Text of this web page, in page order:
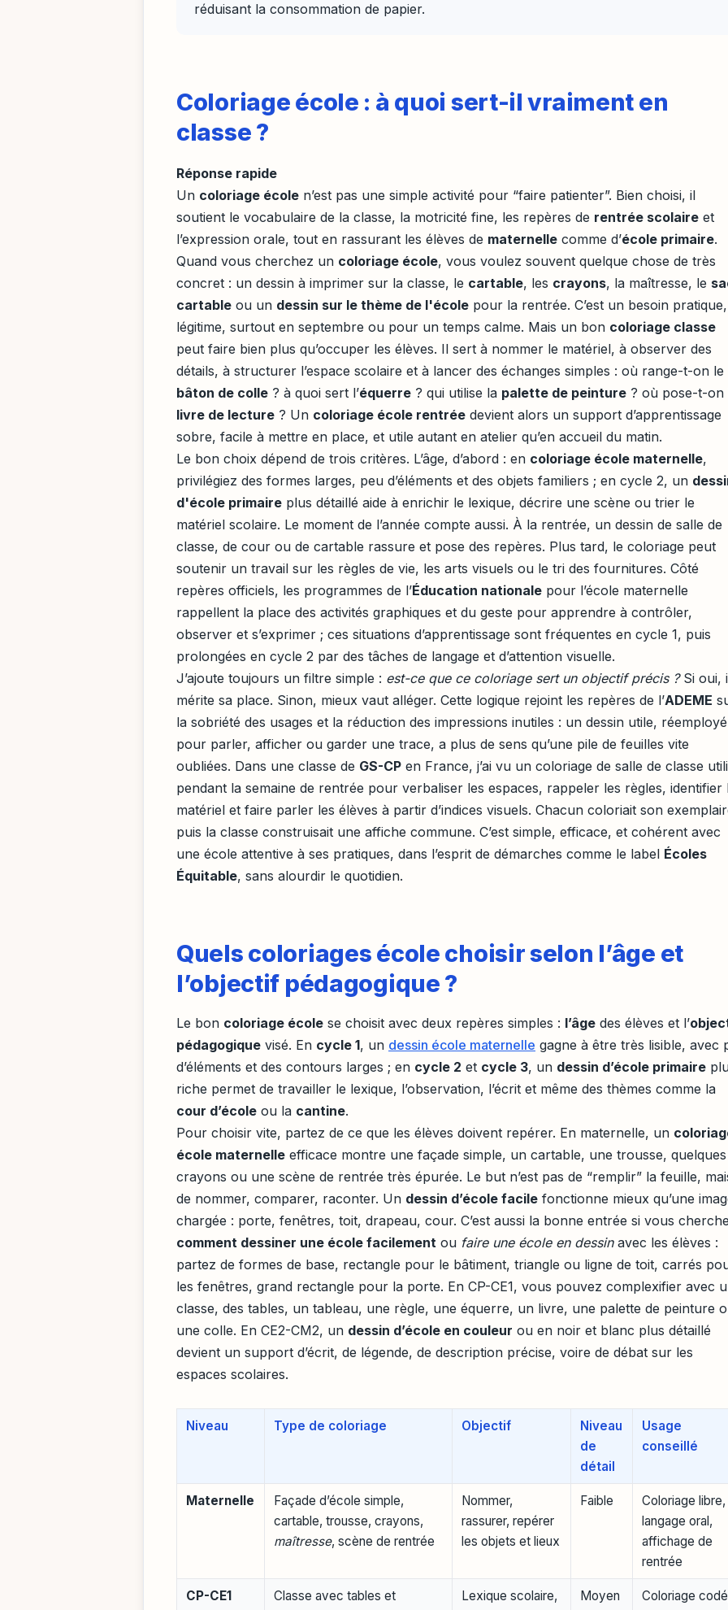
réduisant la consommation de papier.
Coloriage école : à quoi sert-il vraiment en
classe ?
Réponse rapide
Un coloriage école n’est pas une simple activité pour “faire patienter”. Bien choisi, il
soutient le vocabulaire de la classe, la motricité fine, les repères de rentrée scolaire et
l’expression orale, tout en rassurant les élèves de maternelle comme d’école primaire.
Quand vous cherchez un coloriage école, vous voulez souvent quelque chose de très
concret : un dessin à imprimer sur la classe, le cartable, les crayons, la maîtresse, le
cartable ou un dessin sur le thème de l'école pour la rentrée. C’est un besoin pratique,
légitime, surtout en septembre ou pour un temps calme. Mais un bon coloriage classe
peut faire bien plus qu’occuper les élèves. Il sert à nommer le matériel, à observer des
détails, à structurer l’espace scolaire et à lancer des échanges simples : où range-t-on le
bâton de colle ? à quoi sert l’équerre ? qui utilise la palette de peinture ? où pose-t-on
livre de lecture ? Un coloriage école rentrée devient alors un support d’apprentissage
sobre, facile à mettre en place, et utile autant en atelier qu’en accueil du matin.
Le bon choix dépend de trois critères. L’âge, d’abord : en coloriage école maternelle,
privilégiez des formes larges, peu d’éléments et des objets familiers ; en cycle 2, un
d'école primaire plus détaillé aide à enrichir le lexique, décrire une scène ou trier le
matériel scolaire. Le moment de l’année compte aussi. À la rentrée, un dessin de salle de
classe, de cour ou de cartable rassure et pose des repères. Plus tard, le coloriage peut
soutenir un travail sur les règles de vie, les arts visuels ou le tri des fournitures. Côté
repères officiels, les programmes de l’Éducation nationale pour l’école maternelle
rappellent la place des activités graphiques et du geste pour apprendre à contrôler,
observer et s’exprimer ; ces situations d’apprentissage sont fréquentes en cycle 1, puis
prolongées en cycle 2 par des tâches de langage et d’attention visuelle.
J’ajoute toujours un filtre simple : est-ce que ce coloriage sert un objectif précis ?Si oui,
mérite sa place. Sinon, mieux vaut alléger. Cette logique rejoint les repères de l’ADEME
la sobriété des usages et la réduction des impressions inutiles : un dessin utile, réemployé
pour parler, afficher ou garder une trace, a plus de sens qu’une pile de feuilles vite
oubliées. Dans une classe de GS-CP en France, j’ai vu un coloriage de salle de classe
pendant la semaine de rentrée pour verbaliser les espaces, rappeler les règles, identifier
matériel et faire parler les élèves à partir d’indices visuels. Chacun coloriait son
puis la classe construisait une affiche commune. C’est simple, efficace, et cohérent avec
une école attentive à ses pratiques, dans l’esprit de démarches comme le label Écoles
Équitable, sans alourdir le quotidien.
Quels coloriages école choisir selon l’âge et
l’objectif pédagogique ?
Le bon coloriage école se choisit avec deux repères simples : l’âge des élèves et l’
pédagogique visé. En cycle 1, un dessin école maternelle gagne à être très lisible, avec
d’éléments et des contours larges ; en cycle 2 et cycle 3, un dessin d’école primaire
riche permet de travailler le lexique, l’observation, l’écrit et même des thèmes comme la
cour d’école ou la cantine.
Pour choisir vite, partez de ce que les élèves doivent repérer. En maternelle, un
école maternelle efficace montre une façade simple, un cartable, une trousse, quelques
crayons ou une scène de rentrée très épurée. Le but n’est pas de “remplir” la feuille,
de nommer, comparer, raconter. Un dessin d’école facile fonctionne mieux qu’une
chargée : porte, fenêtres, toit, drapeau, cour. C’est aussi la bonne entrée si vous
comment dessiner une école facilement ou faire une école en dessinavec les élèves :
partez de formes de base, rectangle pour le bâtiment, triangle ou ligne de toit, carrés
les fenêtres, grand rectangle pour la porte. En CP-CE1, vous pouvez complexifier avec
classe, des tables, un tableau, une règle, une équerre, un livre, une palette de peinture
une colle. En CE2-CM2, un dessin d’école en couleur ou en noir et blanc plus détaillé
devient un support d’écrit, de légende, de description précise, voire de débat sur les
espaces scolaires.
Niveau Type de coloriage Objectif
Niveau
de
détail
Usage
conseillé
Maternelle
Façade d’école simple,
cartable, trousse, crayons,
maîtresse, scène de rentrée
Nommer,
rassurer, repérer
les objets et lieux
Faible
Coloriage libre,
langage oral,
affichage de
rentrée
CP-CE1
Classe avec tables et
Lexique scolaire,
Moyen
Coloriage